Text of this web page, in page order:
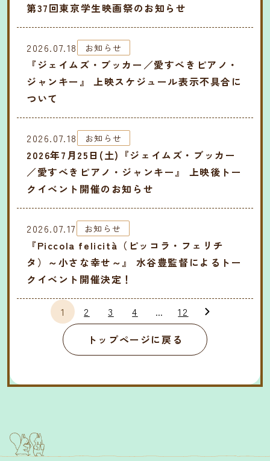
第37回東京学生映画祭のお知らせ
2026.07.18 お知らせ
『ジェイムズ・ブッカー／愛すべきピアノ・
ジャンキー』 上映スケジュール表示不具合に
ついて
2026.07.18 お知らせ
2026年7月25日(土)『ジェイムズ・ブッカー
／愛すべきピアノ・ジャンキー』 上映後トー
クイベント開催のお知らせ
2026.07.17 お知らせ
『Piccola felicità（ピッコラ・フェリチ
タ）～小さな幸せ～』 水谷豊監督によるトー
クイベント開催決定！
1 2 3 4 ...
12
トップページに戻る